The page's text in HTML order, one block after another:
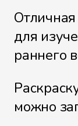
для
раннего
можно